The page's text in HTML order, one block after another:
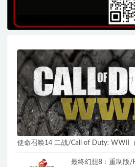
使命召唤14 二战/Call of Duty: WWII（
最终幻想8：重制版/